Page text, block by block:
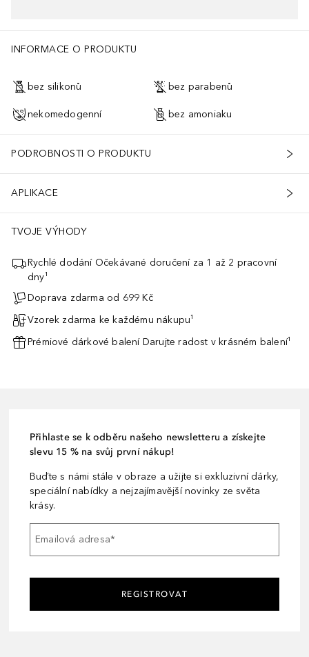
INFORMACE O PRODUKTU
bez silikonů bez parabenů
nekomedogenní bez amoniaku
PODROBNOSTI O PRODUKTU
APLIKACE
TVOJE VÝHODY
Rychlé dodání Očekávané doručení za 1 až 2 pracovní
dny¹
Doprava zdarma od 699 Kč
Vzorek zdarma ke každému nákupu¹
Prémiové dárkové balení Darujte radost v krásném balení¹
Přihlaste se k odběru našeho newsletteru a získejte
slevu 15 % na svůj první nákup!
Buďte s námi stále v obraze a užijte si exkluzivní dárky,
speciální nabídky a nejzajímavější novinky ze světa
krásy.
Emailová adresa*
REGISTROVAT